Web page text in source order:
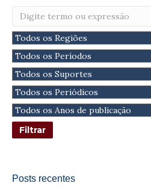
Posts recentes